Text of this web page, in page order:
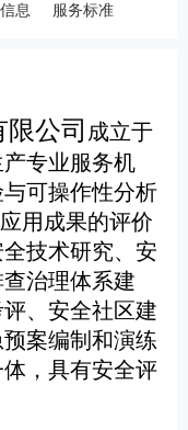
息 服务标准
公司 成立于
专业服务机
可操作性分析
用成果的评价
技术研究、安
治理体系建
、安全社区建
案编制和演练
，具有安全评